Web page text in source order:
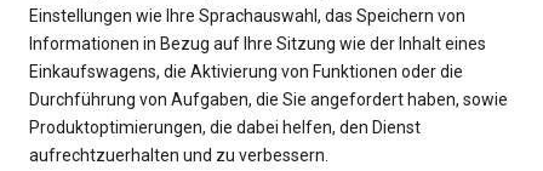
Einstellungen wie Ihre Sprachauswahl, das Speichern von
Informationen in Bezug auf Ihre Sitzung wie der Inhalt eines
Einkaufswagens, die Aktivierung von Funktionen oder die
Durchführung von Aufgaben, die Sie angefordert haben, sowie
Produktoptimierungen, die dabei helfen, den Dienst
aufrechtzuerhalten und zu verbessern.